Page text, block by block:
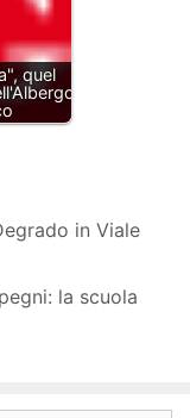
quel
in Viale
la scuola